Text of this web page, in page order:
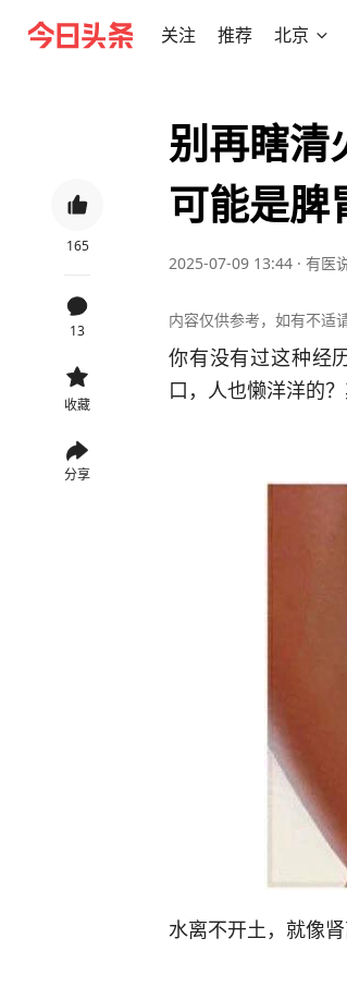
关注 推荐 北京
165
13
收藏
分享
别再瞎清
可能是脾
2025-07-09 13:44 · 有医
内容仅供参考，如有不适
你有没有过这种经
口，人也懒洋洋的
水离不开土，就像